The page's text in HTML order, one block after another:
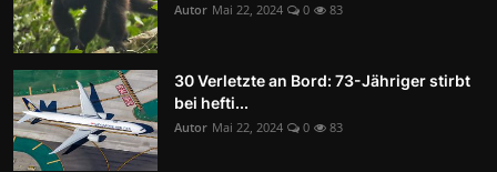
Autor Mai 22, 2024 0 83
30 Verletzte an Bord: 73-Jähriger stirbt
bei hefti...
Autor Mai 22, 2024 0 83